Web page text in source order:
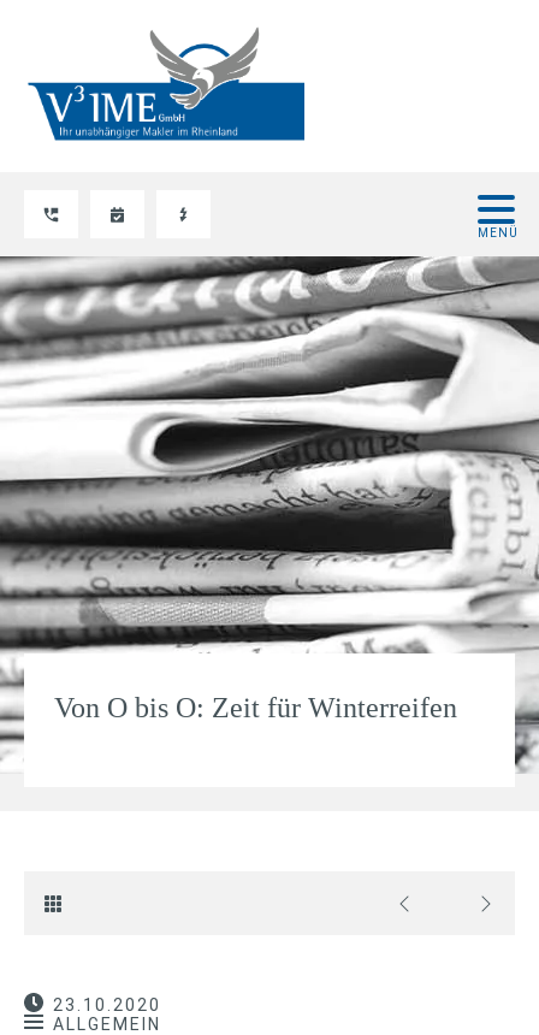
Von O bis O: Zeit für Winterreifen
23.10.2020
ALLGEMEIN